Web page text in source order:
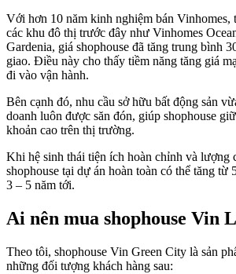
Với hơn 10 năm kinh nghiệm bán Vinhomes,
các khu đô thị trước đây như Vinhomes
Gardenia, giá shophouse đã tăng trung bình
giao. Điều này cho thấy tiềm năng tăng giá
đi vào vận hành.
Bên cạnh đó, nhu cầu sở hữu bất động sản
doanh luôn được săn đón, giúp shophouse
khoản cao trên thị trường.
Khi hệ sinh thái tiện ích hoàn chỉnh và lượng
shophouse tại dự án hoàn toàn có thể tăng từ
3 – 5 năm tới.
Ai nên mua shophouse Vin
Theo tôi, shophouse Vin Green City là sản
những đối tượng khách hàng sau: